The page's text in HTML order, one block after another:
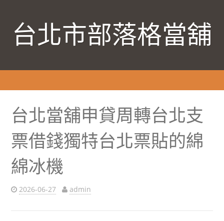
台北市部落格當舖
台北當舖申貸周轉台北支
票借錢獨特台北票貼的綿
綿冰機
2026-06-27 admin